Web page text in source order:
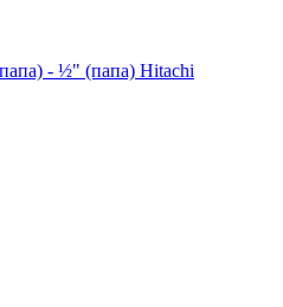
- ½" (папа) Hitachi